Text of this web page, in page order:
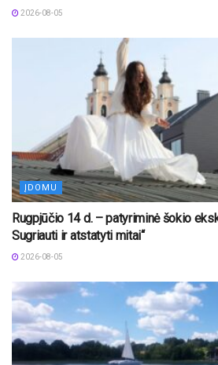
2026-08-05
ĮDOMU
Rugpjūčio 14 d. – patyriminė šokio
Sugriauti ir atstatyti mitai“
2026-08-05